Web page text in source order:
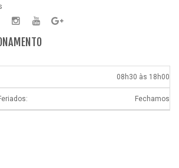
08h30 às 18h00
Fechamos